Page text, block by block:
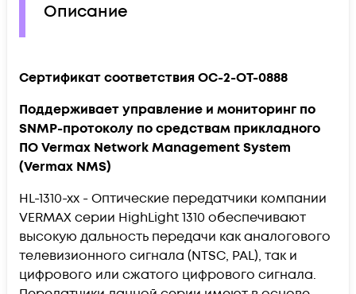
Описание
Сертификат соответствия OC-2-OT-0888
Поддерживает управление и мониторинг по
SNMP-протоколу по средствам прикладного
ПО Vermax Network Management System
(Vermax NMS)
HL-1310-xx - Оптические передатчики компании
VERMAX серии HighLight 1310 обеспечивают
высокую дальность передачи как аналогового
телевизионного сигнала (NTSC, PAL), так и
цифрового или сжатого цифрового сигнала.